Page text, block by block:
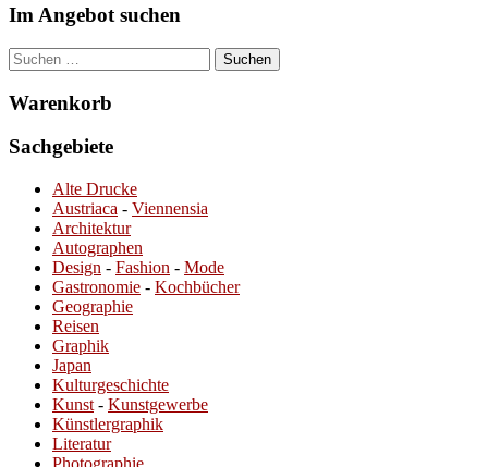
Im Angebot suchen
Suchen
nach:
Warenkorb
Sachgebiete
Alte Drucke
Austriaca - Viennensia
Architektur
Autographen
Design - Fashion - Mode
Gastronomie - Kochbücher
Geographie
Reisen
Graphik
Japan
Kulturgeschichte
Kunst - Kunstgewerbe
Künstlergraphik
Literatur
Photographie